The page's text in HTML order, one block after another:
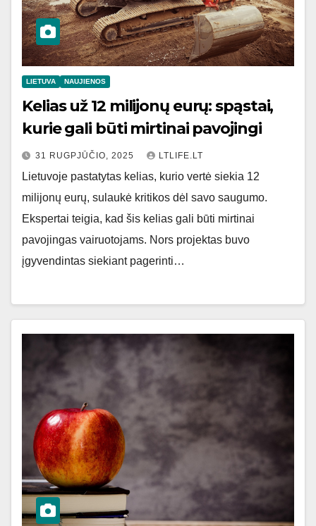
LIETUVA NAUJIENOS
Kelias už 12 milijonų eurų: spąstai,
kurie gali būti mirtinai pavojingi
31 RUGPJŪČIO, 2025 LTLIFE.LT
Lietuvoje pastatytas kelias, kurio vertė siekia 12
milijonų eurų, sulaukė kritikos dėl savo saugumo.
Ekspertai teigia, kad šis kelias gali būti mirtinai
pavojingas vairuotojams. Nors projektas buvo
įgyvendintas siekiant pagerinti…